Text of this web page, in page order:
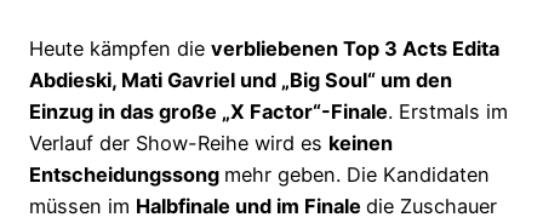
Heute kämpfen die verbliebenen Top 3 Acts Edita
Abdieski, Mati Gavriel und „Big Soul“ um den
Einzug in das große „X Factor“-Finale. Erstmals im
Verlauf der Show-Reihe wird es keinen
Entscheidungssong mehr geben. Die Kandidaten
müssen im Halbfinale und im Finale die Zuschauer